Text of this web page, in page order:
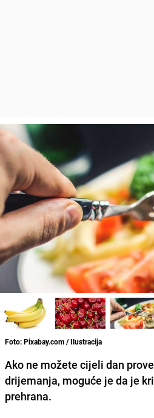
Foto: Pixabay.com / Ilustracija
Ako ne možete cijeli dan
drijemanja, moguće je da je
prehrana.